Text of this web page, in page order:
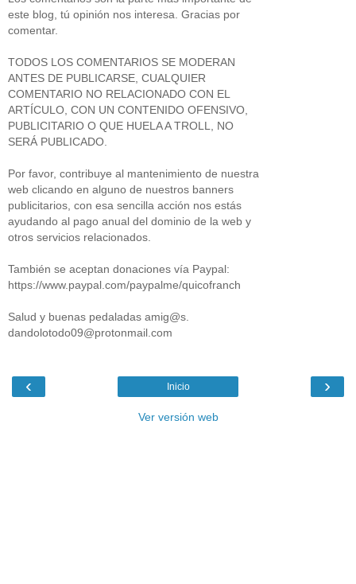
este blog, tú opinión nos interesa. Gracias por
comentar.
TODOS LOS COMENTARIOS SE MODERAN
ANTES DE PUBLICARSE, CUALQUIER
COMENTARIO NO RELACIONADO CON EL
ARTÍCULO, CON UN CONTENIDO OFENSIVO,
PUBLICITARIO O QUE HUELA A TROLL, NO
SERÁ PUBLICADO.
Por favor, contribuye al mantenimiento de nuestra
web clicando en alguno de nuestros banners
publicitarios, con esa sencilla acción nos estás
ayudando al pago anual del dominio de la web y
otros servicios relacionados.
También se aceptan donaciones vía Paypal:
https://www.paypal.com/paypalme/quicofranch
Salud y buenas pedaladas amig@s.
dandolotodo09@protonmail.com
‹ ›
Inicio
Ver versión web